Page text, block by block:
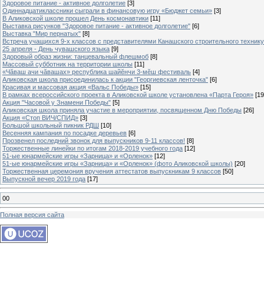
Здоровое питание - активное долголетие [3]
Одиннадцатиклассники сыграли в финансовую игру «Бюджет семьи» [3]
В Аликовской школе прошел День космонавтики [11]
Выставка рисунков "Здоровое питание - активное долголетие" [6]
Выставка "Мир пернатых" [8]
Встреча учащихся 9-х классов с представителями Канашского строительного
25 апреля - День чувашского языка [9]
Здоровый образ жизни: танцевальный флешмоб [8]
Массовый субботник на территории школы [11]
«Чăваш ачи чăвашах» республика шайĕнчи 3-мĕш фестиваль [4]
Аликовская школа присоединилась к акции "Георгиевская ленточка" [6]
Красивая и массовая акция «Вальс Победы» [15]
В рамках всероссийского проекта в Аликовской школе установлена «Парта Героя»
Акция "Часовой у Знамени Победы" [5]
Аликовская школа приняла участие в мероприятии, посвященном Дню Победы [26]
Акция «Стоп ВИЧ/СПИД» [3]
Большой школьный пикник РДШ [10]
Весенняя кампания по посадке деревьев [6]
Прозвенел последний звонок для выпускников 9-11 классов! [8]
Торжественные линейки по итогам 2018-2019 учебного года [12]
51-ые юнармейские игры «Зарница» и «Орленок» [12]
51-ые юнармейские игры «Зарница» и «Орленок» (фото Аликовской школы) [20]
Торжественная церемония вручения аттестатов выпускникам 9 классов [50]
Выпускной вечер 2019 года [17]
00
Полная версия сайта